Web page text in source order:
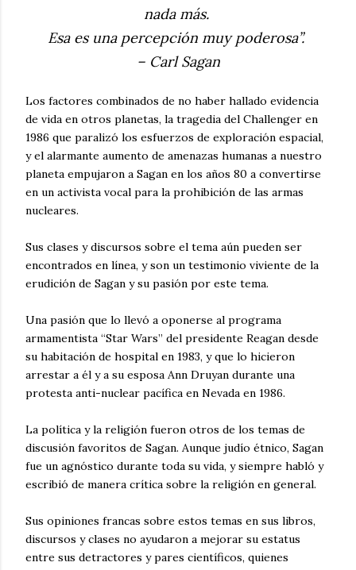
nada más.
Esa es una percepción muy poderosa”.
– Carl Sagan
Los factores combinados de no haber hallado evidencia
de vida en otros planetas, la tragedia del Challenger en
1986 que paralizó los esfuerzos de exploración espacial,
y el alarmante aumento de amenazas humanas a nuestro
planeta empujaron a Sagan en los años 80 a convertirse
en un activista vocal para la prohibición de las armas
nucleares.
Sus clases y discursos sobre el tema aún pueden ser
encontrados en línea, y son un testimonio viviente de la
erudición de Sagan y su pasión por este tema.
Una pasión que lo llevó a oponerse al programa
armamentista “Star Wars” del presidente Reagan desde
su habitación de hospital en 1983, y que lo hicieron
arrestar a él y a su esposa Ann Druyan durante una
protesta anti-nuclear pacífica en Nevada en 1986.
La política y la religión fueron otros de los temas de
discusión favoritos de Sagan. Aunque judío étnico, Sagan
fue un agnóstico durante toda su vida, y siempre habló y
escribió de manera crítica sobre la religión en general.
Sus opiniones francas sobre estos temas en sus libros,
discursos y clases no ayudaron a mejorar su estatus
entre sus detractores y pares científicos, quienes